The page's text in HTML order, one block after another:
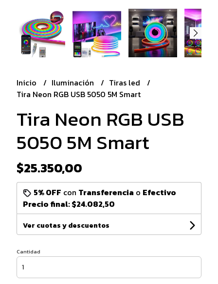
Inicio Iluminación
Tiras led
Tira Neon RGB USB 5050 5M Smart
Tira Neon RGB USB
5050 5M Smart
$25.350,00
5% OFF con Transferencia o Efectivo
Precio final:$24.082,50
Ver cuotas y descuentos
Cantidad